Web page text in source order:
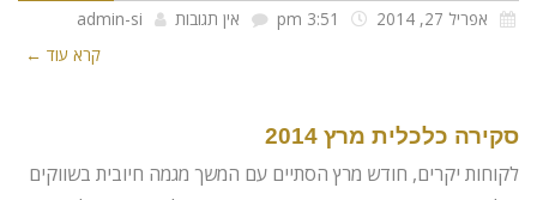
אפריל 27, 2014 אין תגובות
admin-si
קרא עוד ←
סקירה כלכלית מרץ 2014
לקוחות יקרים, חודש מרץ הסתיים עם המשך מגמה חיובית בשווקים